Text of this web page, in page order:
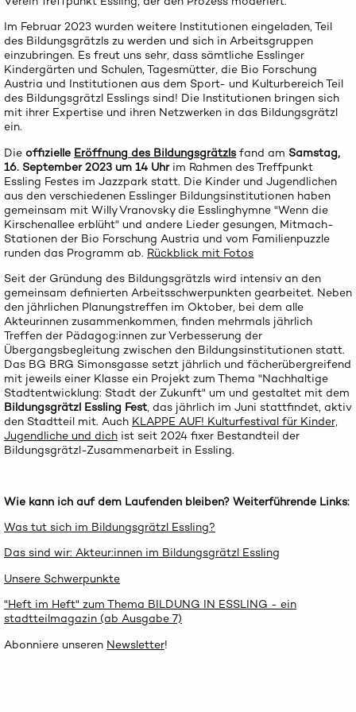
Im Februar 2023 wurden weitere Institutionen eingeladen, Teil
des Bildungsgrätzls zu werden und sich in Arbeitsgruppen
einzubringen. Es freut uns sehr, dass sämtliche Esslinger
Kindergärten und Schulen, Tagesmütter, die Bio Forschung
Austria und Institutionen aus dem Sport- und Kulturbereich Teil
des Bildungsgrätzl Esslings sind! Die Institutionen bringen sich
mit ihrer Expertise und ihren Netzwerken in das Bildungsgrätzl
ein.
Die offizielle Eröffnung des Bildungsgrätzls fand am Samstag,
16. September 2023 um 14 Uhrim Rahmen des Treffpunkt
Essling Festes im Jazzpark statt. Die Kinder und Jugendlichen
aus den verschiedenen Esslinger Bildungsinstitutionen haben
gemeinsam mit Willy Vranovsky die Esslinghymne "Wenn die
Kirschenallee erblüht" und andere Lieder gesungen, Mitmach-
Stationen der Bio Forschung Austria und vom Familienpuzzle
runden das Programm ab. Rückblick mit Fotos
Seit der Gründung des Bildungsgrätzls wird intensiv an den
gemeinsam definierten Arbeitsschwerpunkten gearbeitet. Neben
den jährlichen Planungstreffen im Oktober, bei dem alle
Akteurinnen zusammenkommen, finden mehrmals jährlich
Treffen der Pädagog:innen zur Verbesserung der
Übergangsbegleitung zwischen den Bildungsinstitutionen statt.
Das BG BRG Simonsgasse setzt jährlich und fächerübergreifend
mit jeweils einer Klasse ein Projekt zum Thema "Nachhaltige
Stadtentwicklung: Stadt der Zukunft" um und gestaltet mit dem
Bildungsgrätzl Essling Fest, das jährlich im Juni stattfindet, aktiv
den Stadtteil mit. Auch KLAPPE AUF! Kulturfestival für Kinder,
Jugendliche und dich ist seit 2024 fixer Bestandteil der
Bildungsgrätzl-Zusammenarbeit in Essling.
Wie kann ich auf dem Laufenden bleiben? Weiterführende Links:
Was tut sich im Bildungsgrätzl Essling?
Das sind wir: Akteur:innen im Bildungsgrätzl Essling
Unsere Schwerpunkte
"Heft im Heft" zum Thema BILDUNG IN ESSLING - ein
stadtteilmagazin (ab Ausgabe 7)
Abonniere unseren Newsletter!